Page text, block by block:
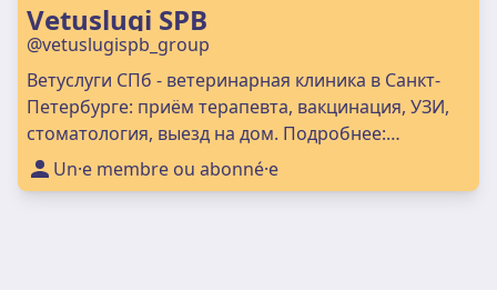
Vetuslugi SPB
@vetuslugispb_group
Ветуслуги СПб - ветеринарная клиника в Санкт-
Петербурге: приём терапевта, вакцинация, УЗИ,
стоматология, выезд на дом. Подробнее:
vetuslugispb.ru
Un·e membre ou abonné·e